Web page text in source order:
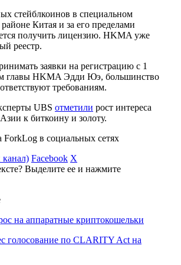
стейблкоинов в специальном
Китая и за его пределами
получить лицензию. HKMA уже
реестр.
заявки на регистрацию с 1
главы HKMA Эдди Юэ, большинство
требованиям.
UBS отметили рост интереса
к биткоину и золоту.
в социальных сетях
канал) Facebook X
Выделите ее и нажмите
на аппаратные криптокошельки
голосование по CLARITY Act на